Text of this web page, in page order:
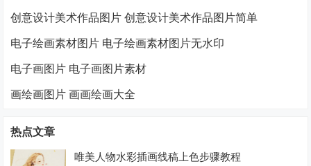
创意设计美术作品图片 创意设计美术作品图片简单
电子绘画素材图片 电子绘画素材图片无水印
电子画图片 电子画图片素材
画绘画图片 画画绘画大全
热点文章
唯美人物水彩插画线稿上色步骤教程